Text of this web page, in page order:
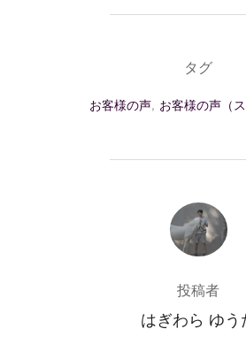
タグ
お客様の声, お客様の声（ス
投稿者
投稿者
はぎわら ゆう